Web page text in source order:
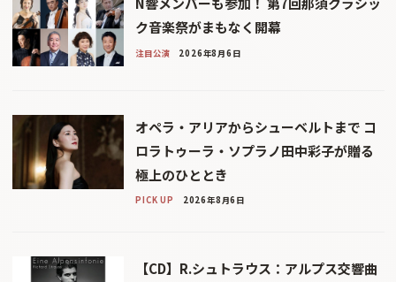
ク音楽祭がまもなく開幕
注目公演 2026年8月6日
オペラ・アリアからシューベルトまで コ
ロラトゥーラ・ソプラノ田中彩子が贈る
極上のひととき
PICK UP 2026年8月6日
【CD】R.シュトラウス：アルプス交響曲